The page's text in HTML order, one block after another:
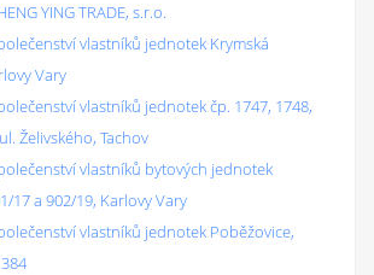
YING TRADE, s.r.o.
vlastníků jednotek Krymská
Vary
vlastníků jednotek čp. 1747, 1748,
Želivského, Tachov
vlastníků bytových jednotek
17 a 902/19, Karlovy Vary
vlastníků jednotek Poběžovice,